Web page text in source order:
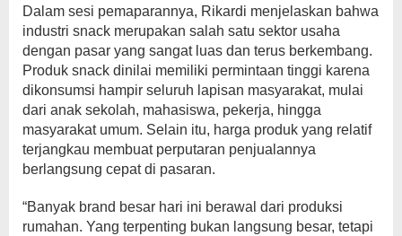
Dalam sesi pemaparannya, Rikardi menjelaskan bahwa
industri snack merupakan salah satu sektor usaha
dengan pasar yang sangat luas dan terus berkembang.
Produk snack dinilai memiliki permintaan tinggi karena
dikonsumsi hampir seluruh lapisan masyarakat, mulai
dari anak sekolah, mahasiswa, pekerja, hingga
masyarakat umum. Selain itu, harga produk yang relatif
terjangkau membuat perputaran penjualannya
berlangsung cepat di pasaran.
“Banyak brand besar hari ini berawal dari produksi
rumahan. Yang terpenting bukan langsung besar, tetapi